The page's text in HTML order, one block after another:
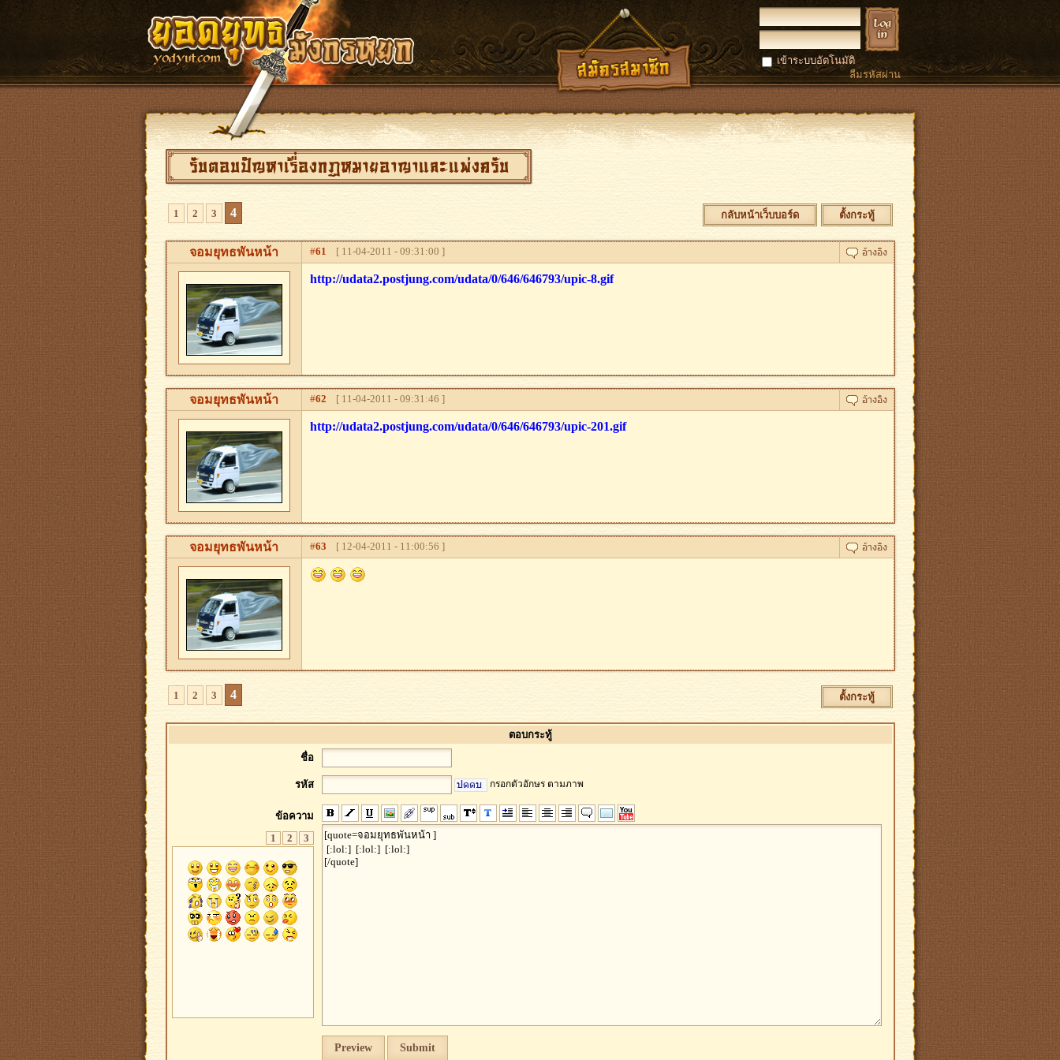
เข้าระบบอัตโนมัติ
ลืมรหัสผ่าน
รับตอบปัญหาเรื่องกฏหมายอาญาและแพ่งครับ
1 2 3 4 กลับหน้าเว็บบอร์ด ตั้งกระทู้
จอมยุทธพันหน้า #61 [ 11-04-2011 - 09:31:00 ]
http://udata2.postjung.com/udata/0/646/646793/upic-8.gif
จอมยุทธพันหน้า #62 [ 11-04-2011 - 09:31:46 ]
http://udata2.postjung.com/udata/0/646/646793/upic-201.gif
จอมยุทธพันหน้า #63 [ 12-04-2011 - 11:00:56 ]
1 2 3 4 ตั้งกระทู้
ตอบกระทู้
ชื่อ
รหัส กรอกตัวอักษร ตามภาพ
ข้อความ
1
2 3